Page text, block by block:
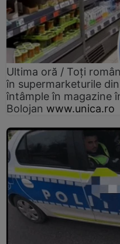
Ultima oră / Toți
în supermarketurile
întâmple în magazine
Bolojan www.unica.ro